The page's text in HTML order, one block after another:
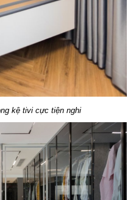
kệ tivi cực tiện nghi